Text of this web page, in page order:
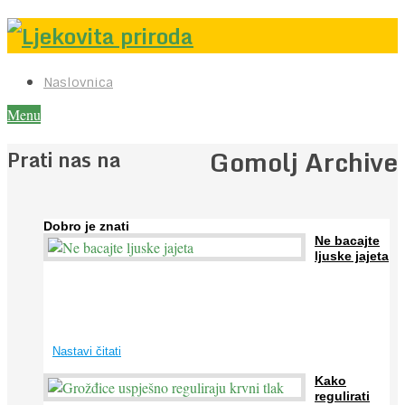
Naslovnica
Menu
Gomolj Archive
Dobro je znati
Ne bacajte
ljuske jajeta
Nastavi čitati
Kako
regulirati
Prati nas na